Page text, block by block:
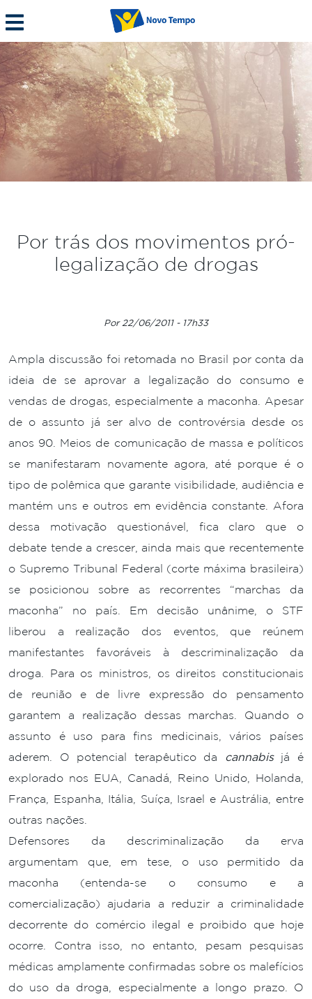
Por trás dos movimentos pró-
legalização de drogas
Por 22/06/2011 - 17h33
Ampla discussão foi retomada no Brasil por conta da
ideia de se aprovar a legalização do consumo e
vendas de drogas, especialmente a maconha. Apesar
de o assunto já ser alvo de controvérsia desde os
anos 90. Meios de comunicação de massa e políticos
se manifestaram novamente agora, até porque é o
tipo de polêmica que garante visibilidade, audiência e
mantém uns e outros em evidência constante. Afora
dessa motivação questionável, fica claro que o
debate tende a crescer, ainda mais que recentemente
o Supremo Tribunal Federal (corte máxima brasileira)
se posicionou sobre as recorrentes “marchas da
maconha” no país. Em decisão unânime, o STF
liberou a realização dos eventos, que reúnem
manifestantes favoráveis à descriminalização da
droga. Para os ministros, os direitos constitucionais
de reunião e de livre expressão do pensamento
garantem a realização dessas marchas. Quando o
assunto é uso para fins medicinais, vários países
aderem. O potencial terapêutico da cannabisjá é
explorado nos EUA, Canadá, Reino Unido, Holanda,
França, Espanha, Itália, Suíça, Israel e Austrália, entre
outras nações.
Defensores da descriminalização da erva
argumentam que, em tese, o uso permitido da
maconha (entenda-se o consumo e a
comercialização) ajudaria a reduzir a criminalidade
decorrente do comércio ilegal e proibido que hoje
ocorre. Contra isso, no entanto, pesam pesquisas
médicas amplamente confirmadas sobre os malefícios
do uso da droga, especialmente a longo prazo. O